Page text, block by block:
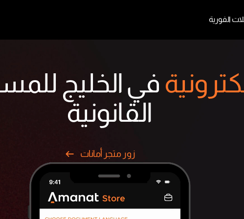
الفورية
في الخليج
القانونية
زور متجر أمانات